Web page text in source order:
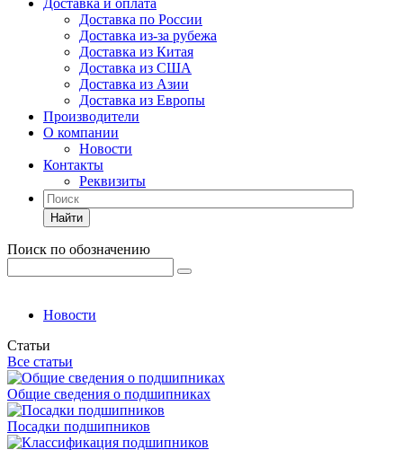
Доставка и оплата
Доставка по России
Доставка из-за рубежа
Доставка из Китая
Доставка из США
Доставка из Азии
Доставка из Европы
Производители
О компании
Новости
Контакты
Реквизиты
Найти
Поиск по обозначению
Новости
Статьи
Все статьи
Общие сведения о подшипниках
Посадки подшипников